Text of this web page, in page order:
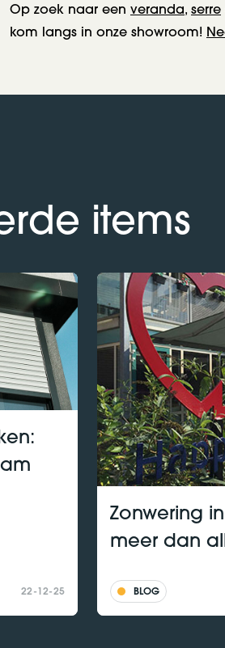
Op zoek naar een veranda, serre
kom langs in onze showroom!
items
22-12-25
Zonwering
meer dan
BLOG